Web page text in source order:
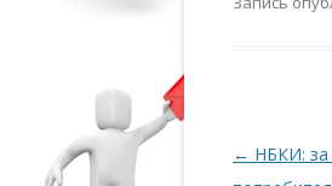
← НБКИ: за